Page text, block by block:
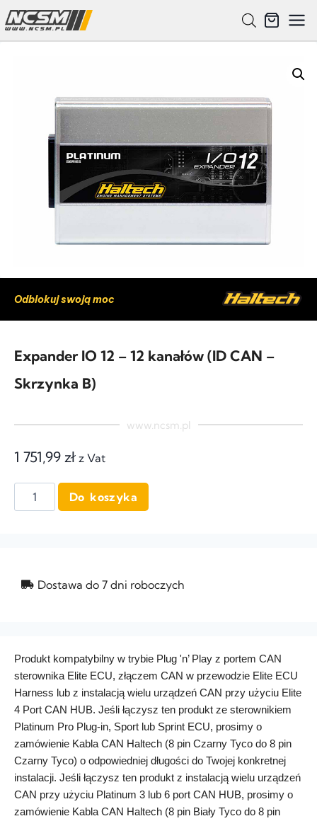
Odblokuj swoją moc
Expander IO 12 – 12 kanałów (ID CAN –
Skrzynka B)
www.ncsm.pl
1 751,99 zł z Vat
Do koszyka
Dostawa do 7 dni roboczych
Produkt kompatybilny w trybie Plug 'n’ Play z portem CAN
sterownika Elite ECU, złączem CAN w przewodzie Elite ECU
Harness lub z instalacją wielu urządzeń CAN przy użyciu Elite
4 Port CAN HUB. Jeśli łączysz ten produkt ze sterownikiem
Platinum Pro Plug-in, Sport lub Sprint ECU, prosimy o
zamówienie Kabla CAN Haltech (8 pin Czarny Tyco do 8 pin
Czarny Tyco) o odpowiedniej długości do Twojej konkretnej
instalacji. Jeśli łączysz ten produkt z instalacją wielu urządzeń
CAN przy użyciu Platinum 3 lub 6 port CAN HUB, prosimy o
zamówienie Kabla CAN Haltech (8 pin Biały Tyco do 8 pin